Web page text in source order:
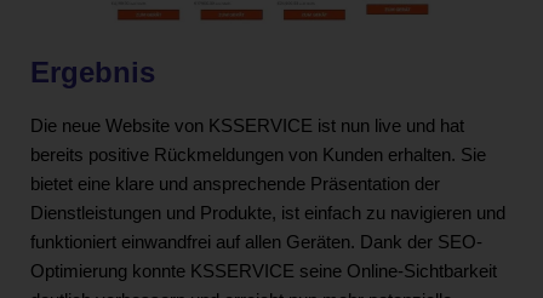
Ergebnis
Die neue Website von KSSERVICE ist nun live und hat
bereits positive Rückmeldungen von Kunden erhalten. Sie
bietet eine klare und ansprechende Präsentation der
Dienstleistungen und Produkte, ist einfach zu navigieren und
funktioniert einwandfrei auf allen Geräten. Dank der SEO-
Optimierung konnte KSSERVICE seine Online-Sichtbarkeit